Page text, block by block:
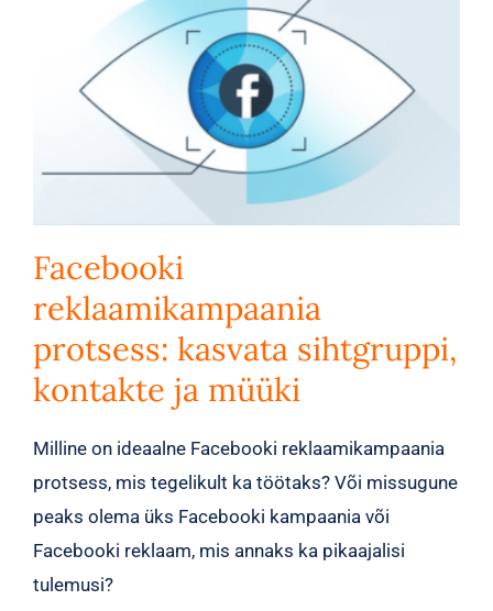
Facebooki
reklaamikampaania
protsess: kasvata sihtgruppi,
kontakte ja müüki
Milline on ideaalne Facebooki reklaamikampaania
protsess, mis tegelikult ka töötaks? Või missugune
peaks olema üks Facebooki kampaania või
Facebooki reklaam, mis annaks ka pikaajalisi
tulemusi?